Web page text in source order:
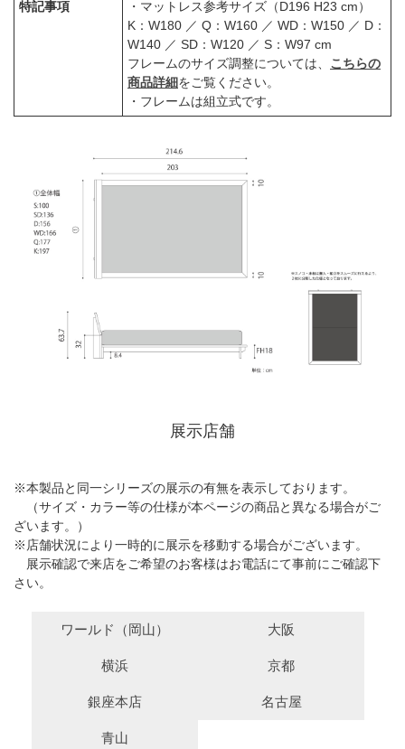
特記事項
・マットレス参考サイズ（D196 H23 cm）
K：W180 ／ Q：W160 ／ WD：W150 ／ D：
W140 ／ SD：W120 ／ S：W97 cm
フレームのサイズ調整については、 こちらの
商品詳細をご覧ください。
・フレームは組立式です。
展示店舗
※本製品と同一シリーズの展示の有無を表示しております。
（サイズ・カラー等の仕様が本ページの商品と異なる場合がご
ざいます。）
※店舗状況により一時的に展示を移動する場合がございます。
展示確認で来店をご希望のお客様はお電話にて事前にご確認下
さい。
ワールド（岡山） 大阪
横浜 京都
銀座本店 名古屋
青山